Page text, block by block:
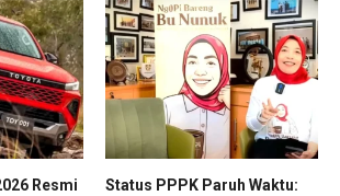
Resmi
Status PPPK Paruh Waktu: